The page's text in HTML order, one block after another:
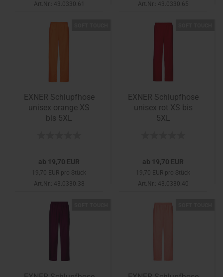
Art.Nr.: 43.0330.61
Art.Nr.: 43.0330.65
EXNER Schlupfhose
unisex orange XS
bis 5XL
ab 19,70 EUR
19,70 EUR pro Stück
Art.Nr.: 43.0330.38
EXNER Schlupfhose
unisex rot XS bis
5XL
ab 19,70 EUR
19,70 EUR pro Stück
Art.Nr.: 43.0330.40